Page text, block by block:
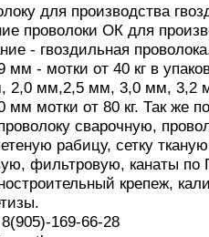
для производства
проволоки ОК для
- гвоздильная
- мотки от 40 кг в
2,0 мм,2,5 мм, 3,0 мм, 3,2
мотки от 80 кг. Так же
сварочную,
рабицу, сетку
фильтровую, канаты по
крепеж,
169-66-28